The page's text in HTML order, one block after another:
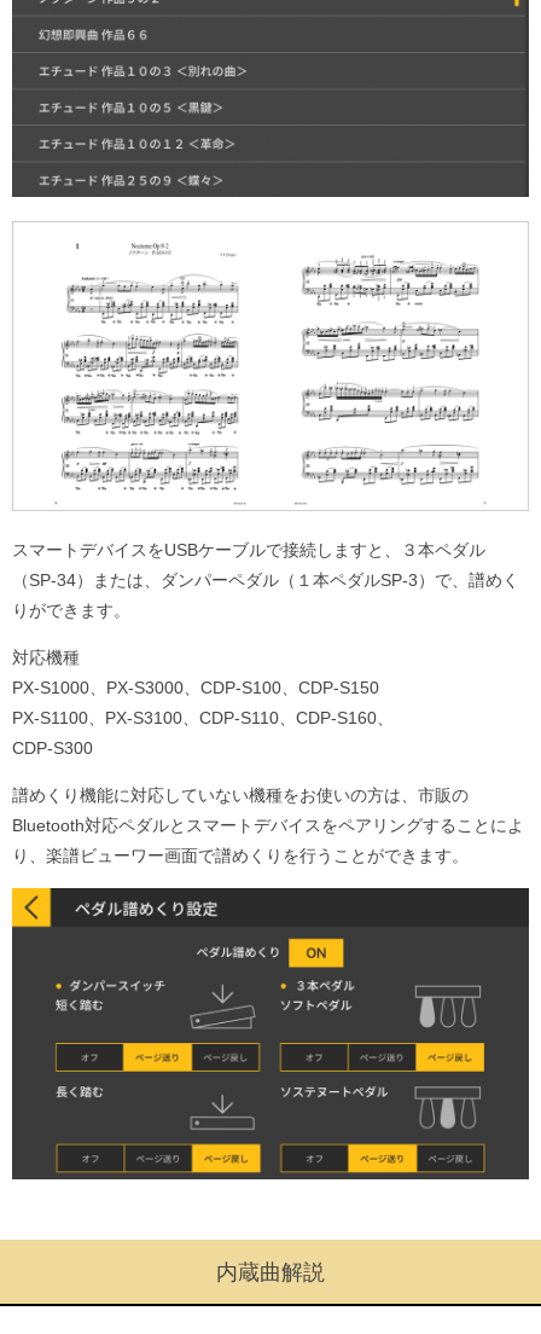
スマートデバイスをUSBケーブルで接続しますと、３本ペダル
（SP-34）または、ダンパーペダル（１本ペダルSP-3）で、譜めく
りができます。
対応機種
PX-S1000、PX-S3000、CDP-S100、CDP-S150
PX-S1100、PX-S3100、CDP-S110、CDP-S160、
CDP-S300
譜めくり機能に対応していない機種をお使いの方は、市販の
Bluetooth対応ペダルとスマートデバイスをペアリングすることによ
り、楽譜ビューワー画面で譜めくりを行うことができます。
内蔵曲解説